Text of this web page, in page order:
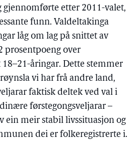
etter 2011-valet,
funn. Valdeltakinga
låg om lag på snittet av
prosentpoeng over
åringar. Dette stemmer
vi har frå andre land,
faktisk deltek ved val i
førstegongsveljarar –
ein meir stabil livssituasjon og
dei er folkeregistrerte i.